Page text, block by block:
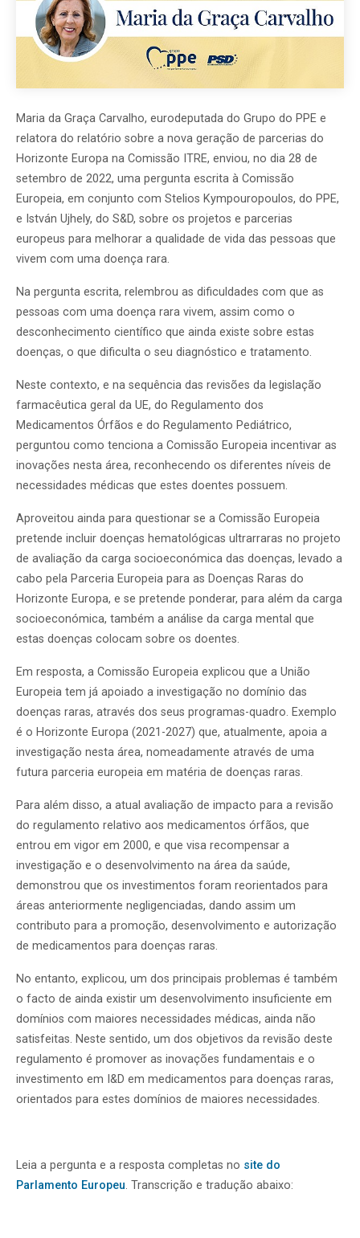
Maria da Graça Carvalho, eurodeputada do Grupo do PPE e
relatora do relatório sobre a nova geração de parcerias do
Horizonte Europa na Comissão ITRE, enviou, no dia 28 de
setembro de 2022, uma pergunta escrita à Comissão
Europeia, em conjunto com Stelios Kympouropoulos, do PPE,
e István Ujhely, do S&D, sobre os projetos e parcerias
europeus para melhorar a qualidade de vida das pessoas que
vivem com uma doença rara.
Na pergunta escrita, relembrou as dificuldades com que as
pessoas com uma doença rara vivem, assim como o
desconhecimento científico que ainda existe sobre estas
doenças, o que dificulta o seu diagnóstico e tratamento.
Neste contexto, e na sequência das revisões da legislação
farmacêutica geral da UE, do Regulamento dos
Medicamentos Órfãos e do Regulamento Pediátrico,
perguntou como tenciona a Comissão Europeia incentivar as
inovações nesta área, reconhecendo os diferentes níveis de
necessidades médicas que estes doentes possuem.
Aproveitou ainda para questionar se a Comissão Europeia
pretende incluir doenças hematológicas ultrarraras no projeto
de avaliação da carga socioeconómica das doenças, levado a
cabo pela Parceria Europeia para as Doenças Raras do
Horizonte Europa, e se pretende ponderar, para além da carga
socioeconómica, também a análise da carga mental que
estas doenças colocam sobre os doentes.
Em resposta, a Comissão Europeia explicou que a União
Europeia tem já apoiado a investigação no domínio das
doenças raras, através dos seus programas-quadro. Exemplo
é o Horizonte Europa (2021-2027) que, atualmente, apoia a
investigação nesta área, nomeadamente através de uma
futura parceria europeia em matéria de doenças raras.
Para além disso, a atual avaliação de impacto para a revisão
do regulamento relativo aos medicamentos órfãos, que
entrou em vigor em 2000, e que visa recompensar a
investigação e o desenvolvimento na área da saúde,
demonstrou que os investimentos foram reorientados para
áreas anteriormente negligenciadas, dando assim um
contributo para a promoção, desenvolvimento e autorização
de medicamentos para doenças raras.
No entanto, explicou, um dos principais problemas é também
o facto de ainda existir um desenvolvimento insuficiente em
domínios com maiores necessidades médicas, ainda não
satisfeitas. Neste sentido, um dos objetivos da revisão deste
regulamento é promover as inovações fundamentais e o
investimento em I&D em medicamentos para doenças raras,
orientados para estes domínios de maiores necessidades.
Leia a pergunta e a resposta completas no site do
Parlamento Europeu. Transcrição e tradução abaixo: